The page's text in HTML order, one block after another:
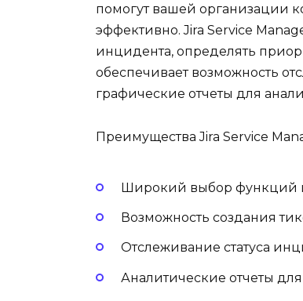
помогут вашей организации
эффективно. Jira Service
инцидента, определять
обеспечивает возможность
графические отчеты для
Преимущества Jira Service
Широкий выбор функций
Возможность создания
Отслеживание статуса
Аналитические отчеты